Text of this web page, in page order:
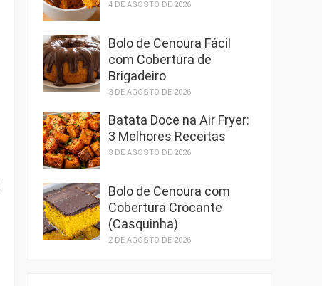
4 DE AGOSTO DE 2026
Bolo de Cenoura Fácil
com Cobertura de
Brigadeiro
3 DE AGOSTO DE 2026
Batata Doce na Air Fryer:
3 Melhores Receitas
3 DE AGOSTO DE 2026
Bolo de Cenoura com
Cobertura Crocante
(Casquinha)
2 DE AGOSTO DE 2026